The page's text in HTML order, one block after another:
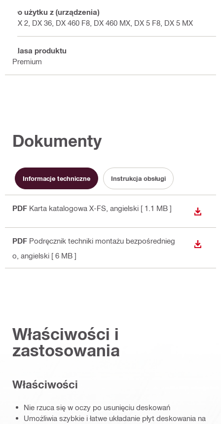
Do użytku z (urządzenia)
DX 2, DX 36, DX 460 F8, DX 460 MX, DX 5 F8, DX 5 MX
Klasa produktu
Premium
Dokumenty
Informacje techniczne Instrukcja obsługi
PDF Karta katalogowa X-FS , angielski [ 1.1 MB ]
PDF Podręcznik techniki montażu bezpośrednieg
o , angielski [ 6 MB ]
Właściwości i
zastosowania
Właściwości
Nie rzuca się w oczy po usunięciu deskowań
Umożliwia szybkie i łatwe układanie płyt deskowania na